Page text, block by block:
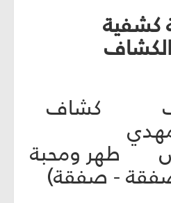
كشفية
الكشاف
كشاف
طهر ومحبة
- صفقة)